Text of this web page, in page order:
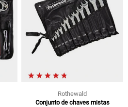
Rothewald
Conjunto de chaves mistas